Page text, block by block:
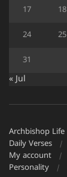
17 18
24 25
31
« Jul
Archbishop Life
Daily Verses
My account
Personality